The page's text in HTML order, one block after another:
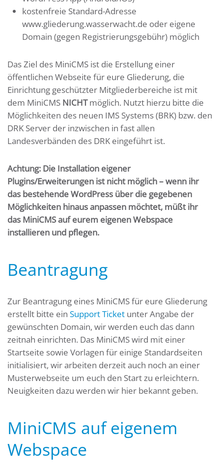
kostenfreie Standard-Adresse
www.gliederung.wasserwacht.de oder eigene
Domain (gegen Registrierungsgebühr) möglich
Das Ziel des MiniCMS ist die Erstellung einer
öffentlichen Webseite für eure Gliederung, die
Einrichtung geschützter Mitgliederbereiche ist mit
dem MiniCMS NICHTmöglich. Nutzt hierzu bitte die
Möglichkeiten des neuen IMS Systems (BRK) bzw. den
DRK Server der inzwischen in fast allen
Landesverbänden des DRK eingeführt ist.
Achtung: Die Installation eigener
Plugins/Erweiterungen ist nicht möglich – wenn ihr
das bestehende WordPress über die gegebenen
Möglichkeiten hinaus anpassen möchtet, müßt ihr
das MiniCMS auf eurem eigenen Webspace
installieren und pflegen.
Beantragung
Zur Beantragung eines MiniCMS für eure Gliederung
erstellt bitte ein Support Ticket unter Angabe der
gewünschten Domain, wir werden euch das dann
zeitnah einrichten. Das MiniCMS wird mit einer
Startseite sowie Vorlagen für einige Standardseiten
initialisiert, wir arbeiten derzeit auch noch an einer
Musterwebseite um euch den Start zu erleichtern.
Neuigkeiten dazu werden wir hier bekannt geben.
MiniCMS auf eigenem
Webspace